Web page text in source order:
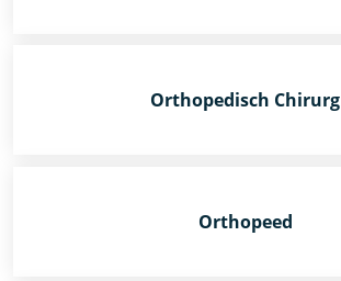
Orthopedisch Chirurg
Orthopeed